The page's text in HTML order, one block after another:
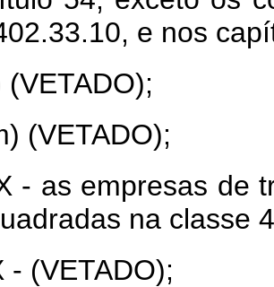
e nos
(VETADO);
(VETADO);
- as empresas de
na classe
- (VETADO);